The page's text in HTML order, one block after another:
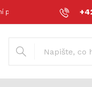
podmínky Podmínky